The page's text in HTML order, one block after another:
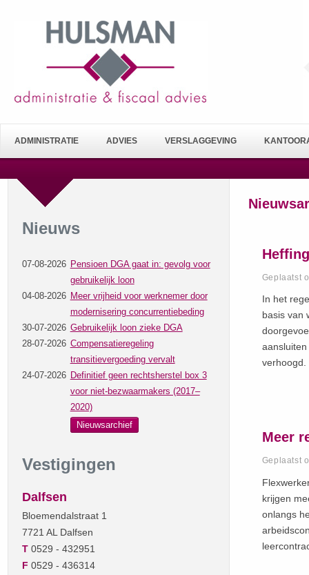
ADMINISTRATIE ADVIES VERSLAGGEVING
Nieuws
07-08-2026 Pensioen DGA gaat in: gevolg voor
gebruikelijk loon
04-08-2026 Meer vrijheid voor werknemer door
modernisering concurrentiebeding
30-07-2026 Gebruikelijk loon zieke DGA
28-07-2026 Compensatieregeling
transitievergoeding vervalt
24-07-2026 Definitief geen rechtsherstel box 3
voor niet-bezwaarmakers (2017–
2020)
Nieuwsarchief
Vestigingen
Dalfsen
Bloemendalstraat 1
7721 AL Dalfsen
T0529 - 432951
F 0529 - 436314
Geplaatst
In het
basis van
Meer
Geplaatst
krijgen
onlangs